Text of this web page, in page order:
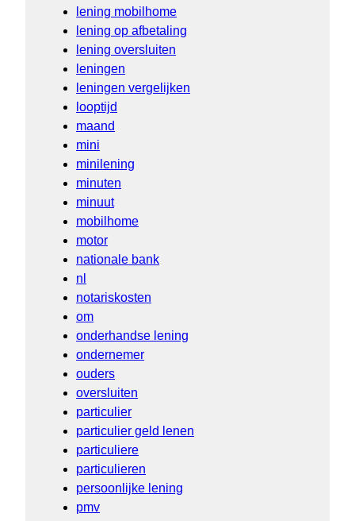
lening mobilhome
lening op afbetaling
lening oversluiten
leningen
leningen vergelijken
looptijd
maand
mini
minilening
minuten
minuut
mobilhome
motor
nationale bank
nl
notariskosten
om
onderhandse lening
ondernemer
ouders
oversluiten
particulier
particulier geld lenen
particuliere
particulieren
persoonlijke lening
pmv